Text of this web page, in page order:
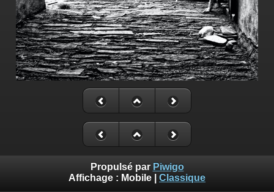
Propulsé par Piwigo
Affichage : Mobile Classique